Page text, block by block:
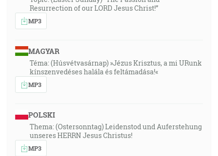
Resurrection of our LORD Jesus Christ!”
MP3
MAGYAR
Téma: (Húsvétvasárnap) »Jézus Krisztus, a mi URunk
kínszenvedéses halála és feltámadása!«
MP3
POLSKI
Thema: (Ostersonntag) Leidenstod und Auferstehung
unseres HERRN Jesus Christus!
MP3